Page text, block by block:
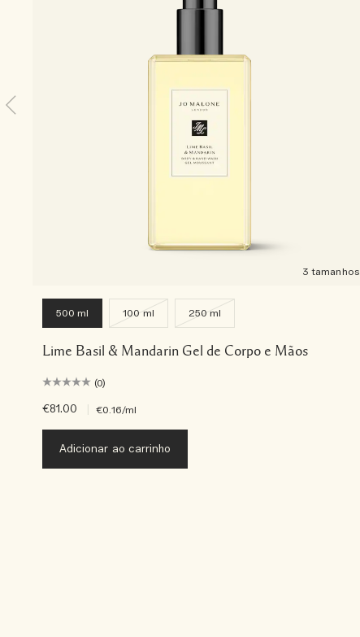
3 tamanhos
500 ml 100 ml 250 ml
Lime Basil & Mandarin Gel de Corpo e Mãos
(0)
€81.00 €0.16/ml
Adicionar ao carrinho